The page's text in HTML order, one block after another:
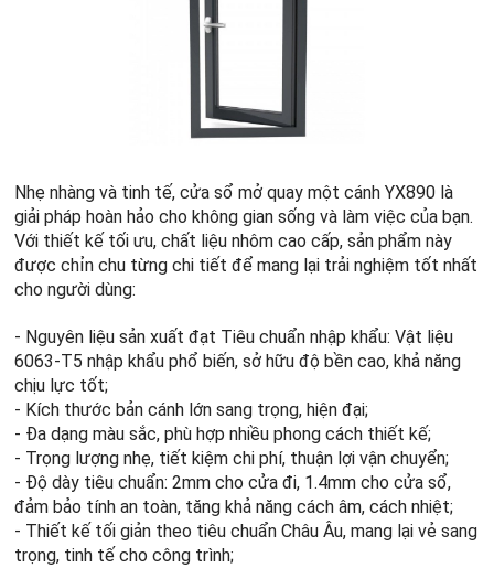
Nhẹ nhàng và tinh tế, cửa sổ mở quay một cánh YX890 là
giải pháp hoàn hảo cho không gian sống và làm việc của bạn.
Với thiết kế tối ưu, chất liệu nhôm cao cấp, sản phẩm này
được chỉn chu từng chi tiết để mang lại trải nghiệm tốt nhất
cho người dùng:
- Nguyên liệu sản xuất đạt Tiêu chuẩn nhập khẩu: Vật liệu
6063-T5 nhập khẩu phổ biến, sở hữu độ bền cao, khả năng
chịu lực tốt;
- Kích thước bản cánh lớn sang trọng, hiện đại;
- Đa dạng màu sắc, phù hợp nhiều phong cách thiết kế;
- Trọng lượng nhẹ, tiết kiệm chi phí, thuận lợi vận chuyển;
- Độ dày tiêu chuẩn: 2mm cho cửa đi, 1.4mm cho cửa sổ,
đảm bảo tính an toàn, tăng khả năng cách âm, cách nhiệt;
- Thiết kế tối giản theo tiêu chuẩn Châu Âu, mang lại vẻ sang
trọng, tinh tế cho công trình;